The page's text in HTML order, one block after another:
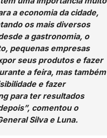
a economia da cidade,
os mais diversos
a gastronomia, o
pequenas empresas
seus produtos e fazer
a feira, mas também
e fazer
para ter resultados
comentou o
Silva e Luna.